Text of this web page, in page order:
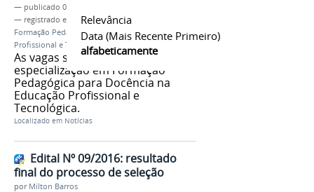
Relevância
Data (mais Recente Primeiro)
alfabeticamente
— publicado 05/04/2016
— registrado em:
Edital Nº 09/2016
Formação Pedagógica para Docência na Educação
Profissional e Tecnológica,
As vagas são para o curso de
especialização em Formação
Pedagógica para Docência na
Educação Profissional e
Tecnológica.
Localizado em Notícias
Edital Nº 09/2016: resultado
final do processo de seleção
por Milton Barros